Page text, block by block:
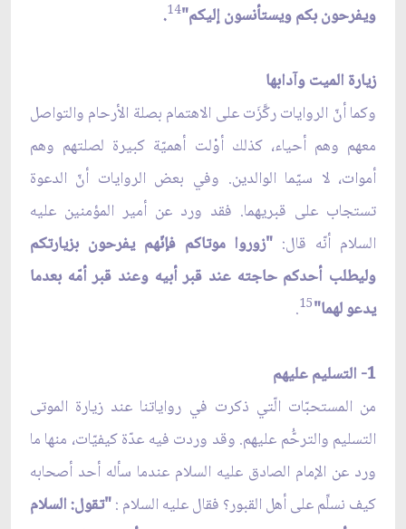
ويفرحون بكم ويستأنسون إليكم"14
.
زيارة الميت وآدابها
وكما أنّ الروايات ركَّزَت على الاهتمام بصلة الأرحام والتواصل
معهم وهم أحياء، كذلك أوْلت أهميّة كبيرة لصلتهم وهم
أموات، لا سيّما الوالدين. وفي بعض الروايات أنّ الدعوة
تستجاب على قبريهما. فقد ورد عن أمير المؤمنين عليه
السلام أنّه قال: "زوروا موتاكم فإنّهم يفرحون بزيارتكم
وليطلب أحدكم حاجته عند قبر أبيه وعند قبر أمّه بعدما
يدعو لهما"15
.
1- التسليم عليهم
من المستحبّات الّتي ذكرت في رواياتنا عند زيارة الموتى
التسليم والترحُّم عليهم. وقد وردت فيه عدّة كيفيّات، منها ما
ورد عن الإمام الصادق عليه السلام عندما سأله أحد أصحابه
كيف نسلِّم على أهل القبور؟ فقال عليه السلام :"تقول: السلام